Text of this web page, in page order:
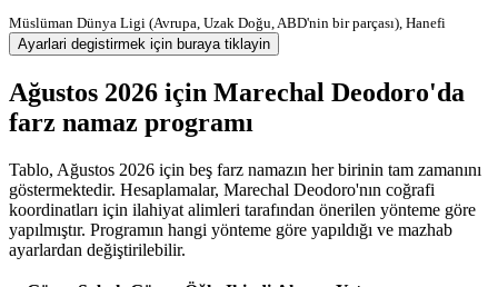
Müslüman Dünya Ligi (Avrupa, Uzak Doğu, ABD'nin bir parçası), Hanefi
Ayarlari degistirmek için buraya tiklayin
Ağustos 2026 için Marechal Deodoro'da
farz namaz programı
Tablo, Ağustos 2026 için beş farz namazın her birinin tam zamanını
göstermektedir. Hesaplamalar, Marechal Deodoro'nın coğrafi
koordinatları için ilahiyat alimleri tarafından önerilen yönteme göre
yapılmıştır. Programın hangi yönteme göre yapıldığı ve mazhab
ayarlardan değiştirilebilir.